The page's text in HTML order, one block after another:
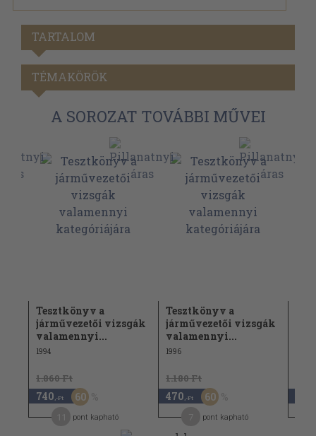
TARTALOM
TÉMAKÖRÖK
A SOROZAT TOVÁBBI MŰVEI
Tesztkönyv a
járművezetői vizsgák
valamennyi...
1994
1.860 Ft
740 ,-Ft 60
pont kapható
Tesztkönyv a
járművezetői vizsgák
valamennyi...
1996
1.180 Ft
470 ,-Ft 60
pont kapható